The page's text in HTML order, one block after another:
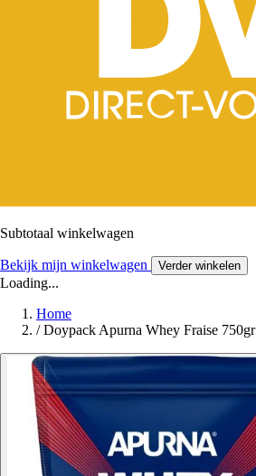
Subtotaal winkelwagen
Bekijk mijn winkelwagen Verder winkelen
Loading...
Home
/ Doypack Apurna Whey Fraise 750gr